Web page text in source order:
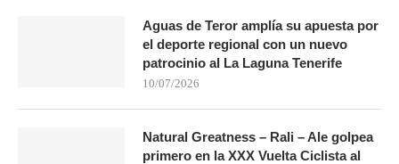
Aguas de Teror amplía su apuesta por
el deporte regional con un nuevo
patrocinio al La Laguna Tenerife
10/07/2026
Natural Greatness – Rali – Ale golpea
primero en la XXX Vuelta Ciclista al